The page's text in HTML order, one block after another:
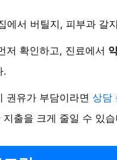
에서 버틸지, 피부과 갈
저 확인하고, 진료에서
.
권유가 부담이라면 상담
출을 크게 줄일 수 있